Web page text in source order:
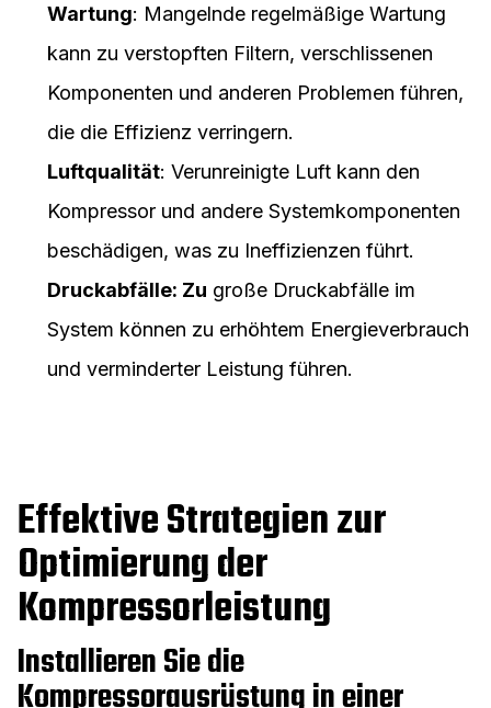
Wartung: Mangelnde regelmäßige Wartung
kann zu verstopften Filtern, verschlissenen
Komponenten und anderen Problemen führen,
die die Effizienz verringern.
Luftqualität: Verunreinigte Luft kann den
Kompressor und andere Systemkomponenten
beschädigen, was zu Ineffizienzen führt.
Druckabfälle: Zu große Druckabfälle im
System können zu erhöhtem Energieverbrauch
und verminderter Leistung führen.
Effektive Strategien zur
Optimierung der
Kompressorleistung
Installieren Sie die
Kompressorausrüstung in einer